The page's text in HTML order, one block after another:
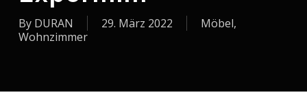
By DURAN 29. März 2022 Möbel,
Wohnzimmer